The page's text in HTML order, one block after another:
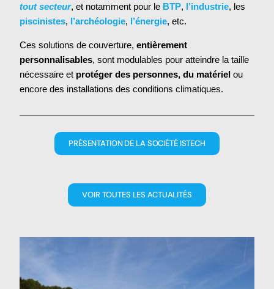
tout secteur, et notamment pour le BTP, l’industrie, les
piscinistes, l’archéologie, l’énergie, etc.
Ces solutions de couverture, entièrement
personnalisables, sont modulables pour atteindre la taille
nécessaire et protéger des personnes, du matériel ou
encore des installations des conditions climatiques.
PRÉSENTATION DE LA SOCIÉTÉ ISTECH
VOIR TOUTES LES ACTUALITÉS